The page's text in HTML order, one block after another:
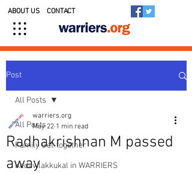
ABOUT US CONTACT
Post
All Posts
Family Get-together
Kedavilakkukal in WARRIERS
All Posts
Radhakrishnan M passed
away
warriers.org
May 22 1 min read